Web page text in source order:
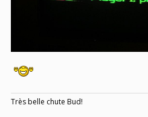
Très belle chute Bud!